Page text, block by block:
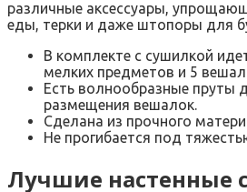
различные аксессуары,
еды, терки и даже штопоры для
В комплекте с сушилкой
мелких предметов и 5
Есть волнообразные пруты
размещения вешалок.
Сделана из прочного
Не прогибается под
Лучшие настенные